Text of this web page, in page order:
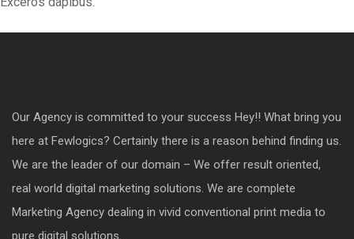
Our Agency is committed to your success Hey!! What bring you
here at Fewlogics? Certainly there is a reason behind finding us.
We are the leader of our domain – We offer result oriented,
real world digital marketing solutions. We are complete
Marketing Agency dealing in vivid conventional print media to
pure digital solutions.